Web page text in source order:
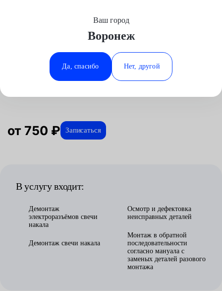
Минеральные Воды
Ростов-на-Дону
Ставрополь
Ваш город
Воронеж
Да, спасибо Нет, другой
ОтзывыАвтосервис
Замена свечей накаливания для
SsangYong в Воронеже
от 750 ₽ Записаться
В услугу входит:
Демонтаж
электроразъёмов свечи
накала
Демонтаж свечи накала
Осмотр и дефектовка
неисправных деталей
Монтаж в обратной
последовательности
согласно мануала с
заменых деталей разового
монтажа